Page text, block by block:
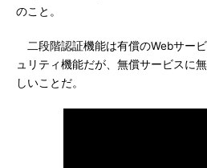
のこと。
二段階認証機能は有償のWebサー
ュリティ機能だが、無償サービスに
しいことだ。